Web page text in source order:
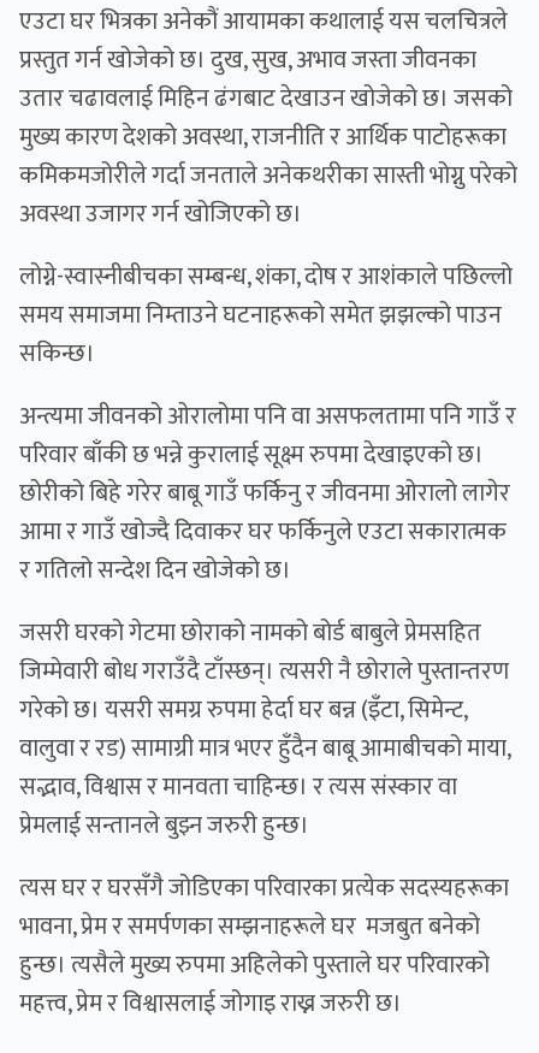
एउटा घर भित्रका अनेकौं आयामका कथालाई यस चलचित्रले
प्रस्तुत गर्न खोजेको छ। दुख, सुख, अभाव जस्ता जीवनका
उतार चढावलाई मिहिन ढंगबाट देखाउन खोजेको छ। जसको
मुख्य कारण देशको अवस्था, राजनीति र आर्थिक पाटोहरूका
कमिकमजोरीले गर्दा जनताले अनेकथरीका सास्ती भोग्नु परेको
अवस्था उजागर गर्न खोजिएको छ।
लोग्ने-स्वास्नीबीचका सम्बन्ध, शंका, दोष र आशंकाले पछिल्लो
समय समाजमा निम्ताउने घटनाहरूको समेत झझल्को पाउन
सकिन्छ।
अन्त्यमा जीवनको ओरालोमा पनि वा असफलतामा पनि गाउँ र
परिवार बाँकी छ भन्ने कुरालाई सूक्ष्म रुपमा देखाइएको छ।
छोरीको बिहे गरेर बाबू गाउँ फर्किनु र जीवनमा ओरालो लागेर
आमा र गाउँ खोज्दै दिवाकर घर फर्किनुले एउटा सकारात्मक
र गतिलो सन्देश दिन खोजेको छ।
जसरी घरको गेटमा छोराको नामको बोर्ड बाबुले प्रेमसहित
जिम्मेवारी बोध गराउँदै टाँस्छन्। त्यसरी नै छोराले पुस्तान्तरण
गरेको छ। यसरी समग्र रुपमा हेर्दा घर बन्न (इँटा, सिमेन्ट,
वालुवा र रड) सामाग्री मात्र भएर हुँदैन बाबू आमाबीचको माया,
सद्भाव, विश्वास र मानवता चाहिन्छ। र त्यस संस्कार वा
प्रेमलाई सन्तानले बुझ्न जरुरी हुन्छ।
त्यस घर र घरसँगै जोडिएका परिवारका प्रत्येक सदस्यहरूका
भावना, प्रेम र समर्पणका सम्झनाहरूले घर मजबुत बनेको
हुन्छ। त्यसैले मुख्य रुपमा अहिलेको पुस्ताले घर परिवारको
महत्त्व, प्रेम र विश्वासलाई जोगाइ राख्न जरुरी छ।